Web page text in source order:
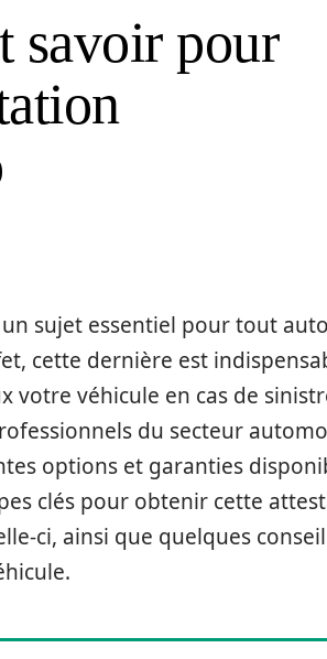
savoir pour
sujet essentiel pour tout
cette dernière est
véhicule en cas de
du secteur
options et garanties
clés pour obtenir cette
ci, ainsi que quelques